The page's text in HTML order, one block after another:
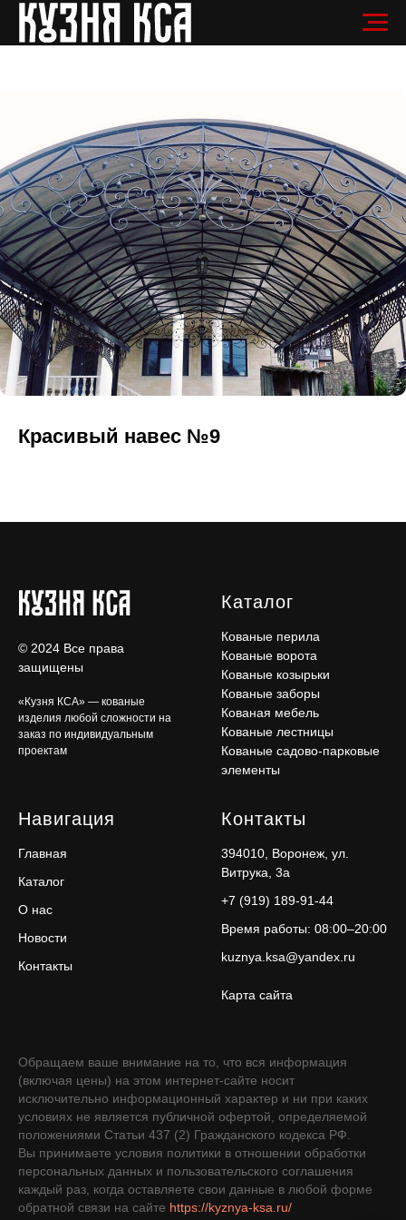
Красивый навес №9
© 2024 Все права
защищены
«Кузня КСА» — кованые
изделия любой сложности на
заказ по индивидуальным
проектам
Каталог
Кованые перила
Кованые ворота
Кованые козырьки
Кованые заборы
Кованая мебель
Кованые лестницы
Кованые садово-парковые
элементы
Навигация
Главная
Каталог
О нас
Новости
Контакты
Контакты
394010, Воронеж, ул.
Витрука, 3а
+7 (919) 189-91-44
Время работы: 08:00–20:00
kuznya.ksa@yandex.ru
Карта сайта
Обращаем ваше внимание на то, что вся информация
(включая цены) на этом интернет-сайте носит
исключительно информационный характер и ни при каких
условиях не является публичной офертой, определяемой
положениями Статьи 437 (2) Гражданского кодекса РФ.
Вы принимаете условия политики в отношении обработки
персональных данных и пользовательского соглашения
каждый раз, когда оставляете свои данные в любой форме
обратной связи на сайте https://kyznya-ksa.ru/